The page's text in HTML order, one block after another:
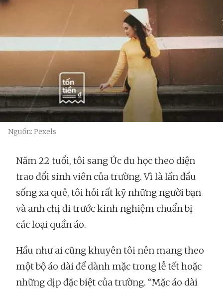
Nguồn: Pexels
Năm 22 tuổi, tôi sang Úc du học theo diện
trao đổi sinh viên của trường. Vì là lần đầu
sống xa quê, tôi hỏi rất kỹ những người bạn
và anh chị đi trước kinh nghiệm chuẩn bị
các loại quần áo.
Hầu như ai cũng khuyên tôi nên mang theo
một bộ áo dài để dành mặc trong lễ tết hoặc
những dịp đặc biệt của trường. “Mặc áo dài